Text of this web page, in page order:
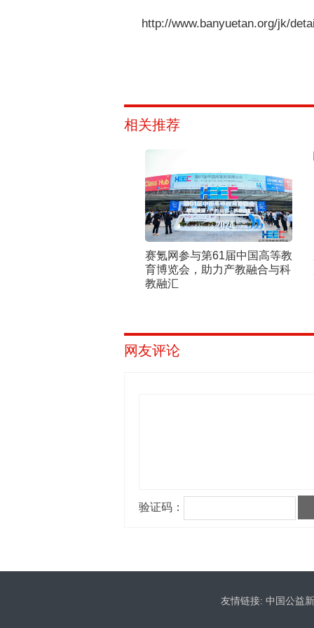
http://www.banyuetan.org/jk/
相关推荐
赛氪网参与第61届中国高等教
育博览会，助力产教融合与科
教融汇
网友评论
友情链接: 中国公益